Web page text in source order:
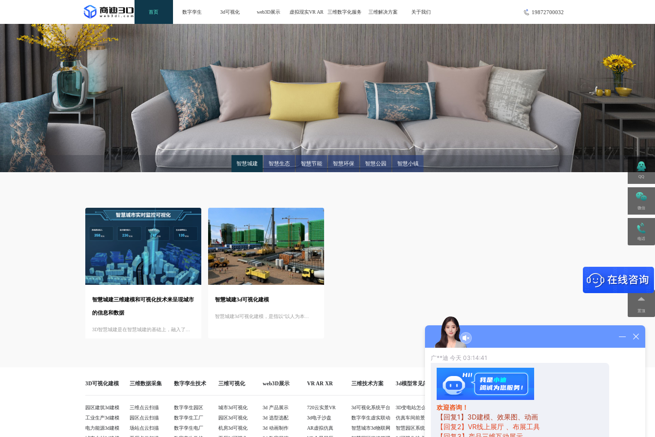
首页 数字孪生 3d可视化 web3D展示 虚拟现实VR AR 三维数字化服务 三维解决方案 关于我们 19872700032
智慧城建 智慧生态 智慧节能 智慧环保 智慧公园 智慧小镇
智慧城建三维建模和可视化技术来呈现城市
的信息和数据
3D智慧城建是在智慧城建的基础上，融入了...
智慧城建3d可视化建模
智慧城建3d可视化建模，是指以“以人为本...
QQ
微信
电话
置顶
3D可视化建模
园区建筑3d建模
工业生产3d建模
电力能源3d建模
三维数据采集
三维点云扫描
园区点云扫描
场站点云扫描
数字孪生技术
数字孪生园区
数字孪生工厂
数字孪生电厂
三维可视化
城市3d可视化
园区3d可视化
机房3d可视化
web3D展示
3d 产品展示
3d 选型选配
3d 动画制作
VR AR XR
720云实景VR
3d电子沙盘
AR虚拟仿真
三维技术方案
3d可视化系统平台
数字孪生虚实联动
智慧城市3d物联网
3d模型常见问题
3D变电站怎么制作
仿真车间前景如何
智慧园区系统方案
新闻资讯
官方公告
行业资讯
技术分享
联系我们
1054578403@qq.com
广东省广州市黄埔区广汕三路31号2楼